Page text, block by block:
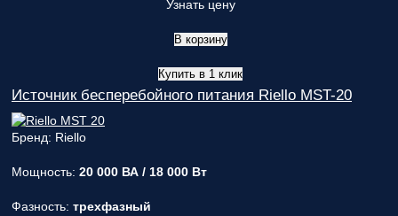
Узнать цену
В корзину
Купить в 1 клик
Источник бесперебойного питания Riello MST-20
Бренд: Riello
Мощность: 20 000 ВА / 18 000 Вт
Фазность: трехфазный